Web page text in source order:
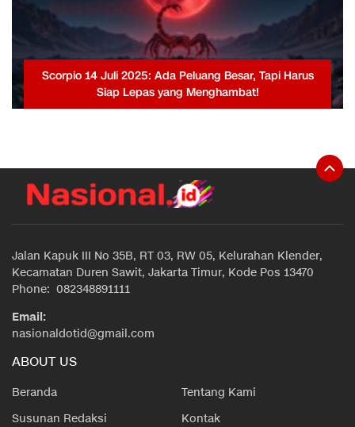
Scorpio 14 Juli 2025: Ada Peluang Besar, Tapi Harus
Siap Lepas yang Menghambat!
Jalan Kapuk III No 35B, RT 03, RW 05, Kelurahan Klender,
Kecamatan Duren Sawit, Jakarta Timur, Kode Pos 13470
Phone: 082348891111
Email:
nasionaldotid@gmail.com
ABOUT US
Beranda
Tentang Kami
Susunan Redaksi
Kontak